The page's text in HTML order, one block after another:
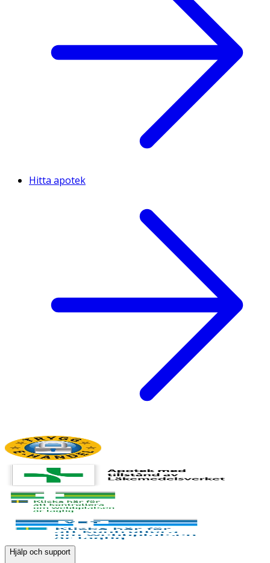
Hitta apotek
Hjälp och support